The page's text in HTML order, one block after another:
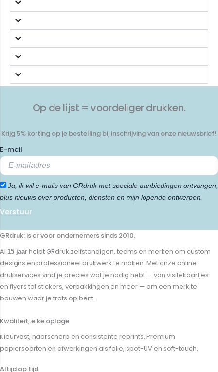
Op de lijst = voordeliger drukken.
Krijg 5% korting op je bestelling bij inschrijving van onze nieuwsbrief!
E-mail
Ja, ik wil e-mails van GRdruk met speciale aanbiedingen ontvangen,
plus nieuws over producten, diensten en mijn lopende ontwerpen.
Verstuur
GRdruk: is er voor ondernemers sinds 2010.
Al 15 jaar helpt GRdruk zelfstandigen, teams en merken om custom
designs en professioneel drukwerk te maken. Met onze online
drukservices vind je precies wat je nodig hebt — van visitekaartjes
en flyers tot stickers, verpakkingen en meer — om een merk te
bouwen waar je trots op bent.
Kwaliteit, elke oplage
Kleurvast, haarscherp en consistente reprints. Premium
papiersoorten en afwerkingen als folie, spot-UV en soft-touch.
Altijd op tijd